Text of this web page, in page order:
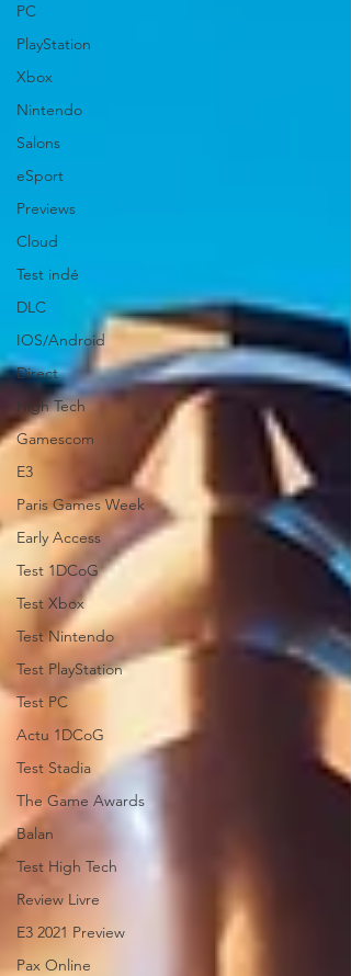
PC
PlayStation
Xbox
Nintendo
Salons
eSport
Previews
Cloud
Test indé
DLC
IOS/Android
Direct
High Tech
Gamescom
E3
Paris Games Week
Early Access
Test 1DCoG
Test Xbox
Test Nintendo
Test PlayStation
Test PC
Actu 1DCoG
Test Stadia
The Game Awards
Balan
Test High Tech
Review Livre
E3 2021 Preview
Pax Online